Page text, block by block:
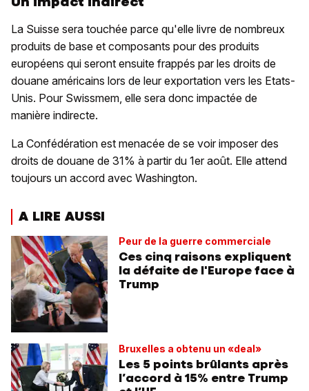
La Suisse sera touchée parce qu'elle livre de nombreux
produits de base et composants pour des produits
européens qui seront ensuite frappés par les droits de
douane américains lors de leur exportation vers les Etats-
Unis. Pour Swissmem, elle sera donc impactée de
manière indirecte.
La Confédération est menacée de se voir imposer des
droits de douane de 31% à partir du 1er août. Elle attend
toujours un accord avec Washington.
A LIRE AUSSI
Peur de la guerre commerciale
Ces cinq raisons expliquent
la défaite de l'Europe face à
Trump
Bruxelles a obtenu un «deal»
Les 5 points brûlants après
l’accord à 15% entre Trump